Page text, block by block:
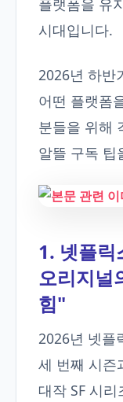
플랫폼을 유
시대입니다.
2026년 하반
어떤 플랫폼
분들을 위해
알뜰 구독 팁
1. 넷플
오리지널
힘"
2026년 넷플
세 번째 시즌
대작 SF 시